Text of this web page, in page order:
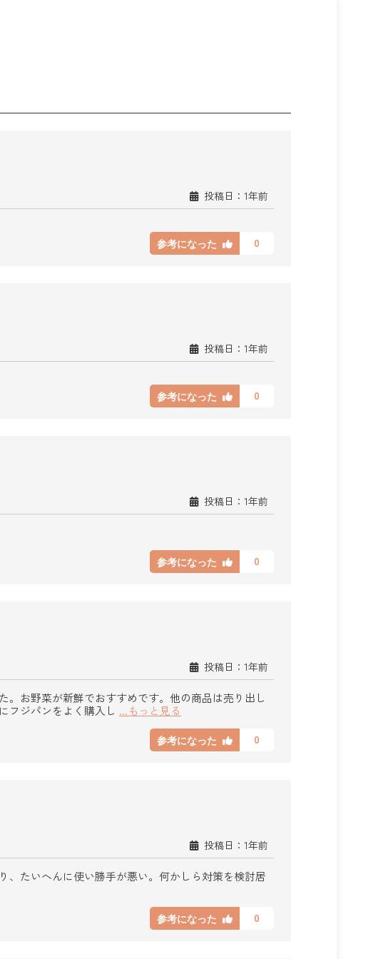
投稿日：1年前
参考になった 0
投稿日：1年前
参考になった 0
投稿日：1年前
参考になった 0
投稿日：1年前
お野菜が新鮮でおすすめです。他の商品は売り出し
フジパンをよく購入し ...もっと見る
参考になった 0
投稿日：1年前
、たいへんに使い勝手が悪い。何かしら対策を検討居
参考になった 0